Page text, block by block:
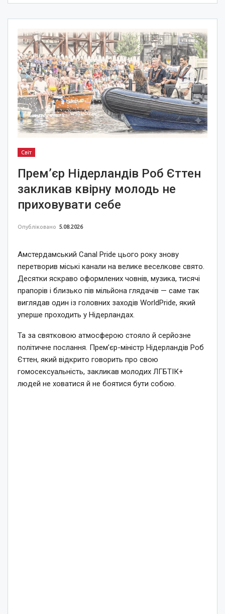
Світ
Прем’єр Нідерландів Роб Єттен
закликав квірну молодь не
приховувати себе
Опубліковано 5.08.2026
Амстердамський Canal Pride цього року знову
перетворив міські канали на велике веселкове свято.
Десятки яскраво оформлених човнів, музика, тисячі
прапорів і близько пів мільйона глядачів — саме так
виглядав один із головних заходів WorldPride, який
уперше проходить у Нідерландах.
Та за святковою атмосферою стояло й серйозне
політичне послання. Прем’єр-міністр Нідерландів Роб
Єттен, який відкрито говорить про свою
гомосексуальність, закликав молодих ЛГБТІК+
людей не ховатися й не боятися бути собою.